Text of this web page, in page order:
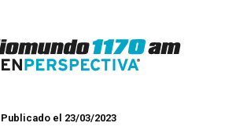
Publicado el 23/03/2023